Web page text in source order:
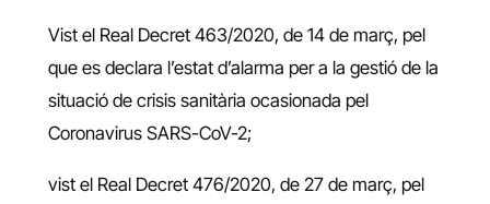
Vist el Real Decret 463/2020, de 14 de març, pel
que es declara l’estat d’alarma per a la gestió de la
situació de crisis sanitària ocasionada pel
Coronavirus SARS-CoV-2;
vist el Real Decret 476/2020, de 27 de març, pel